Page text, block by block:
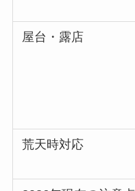
屋台・露店
荒天時対応